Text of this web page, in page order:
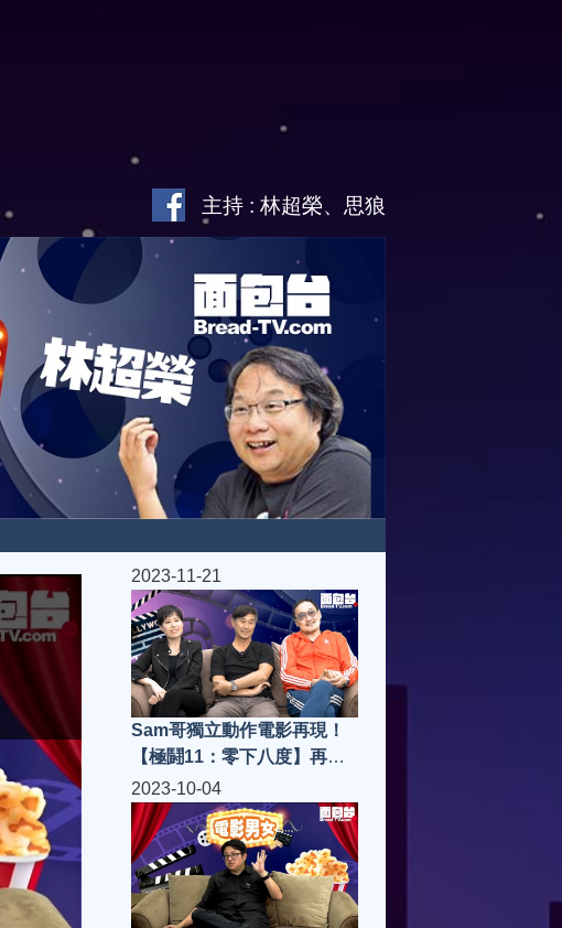
主持 : 林超榮、思狼
2023-11-21
Sam哥獨立動作電影再現！
【極鬪11：零下八度】再次
挑戰科幻、警匪、槍戰題
材！|電影男女 S4(第19集)
2023-10-04